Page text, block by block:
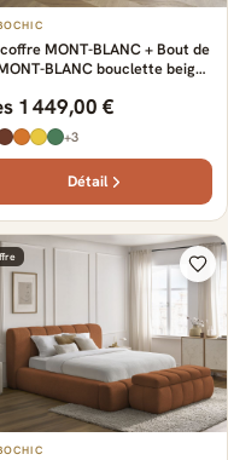
MONT-BLANC + Bout de
BLANC bouclette beige
1 449,00 €
+3
Détail